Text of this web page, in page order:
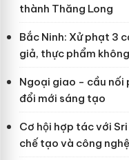
thành Thăng Long
Bắc Ninh: Xử phạt 3
giả, thực phẩm
Ngoại giao - cầu nối
đổi mới sáng tạo
Cơ hội hợp tác với
chế tạo và công